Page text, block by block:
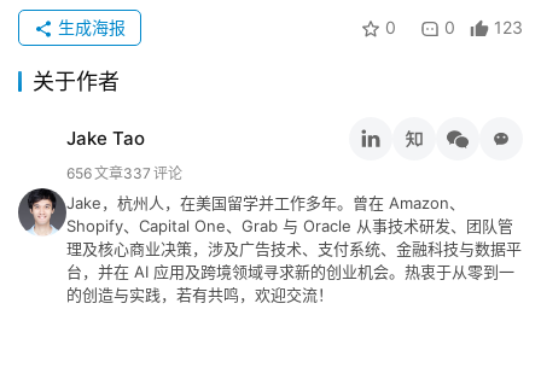
0 0 123
生成海报
关于作者
Jake Tao
656文章337 评论
Jake，杭州人，在美国留学并工作多年。曾在 Amazon、
Shopify、Capital One、Grab 与 Oracle 从事技术研发、团队管
理及核心商业决策，涉及广告技术、支付系统、金融科技与数据平
台，并在 AI 应用及跨境领域寻求新的创业机会。热衷于从零到一
的创造与实践，若有共鸣，欢迎交流！